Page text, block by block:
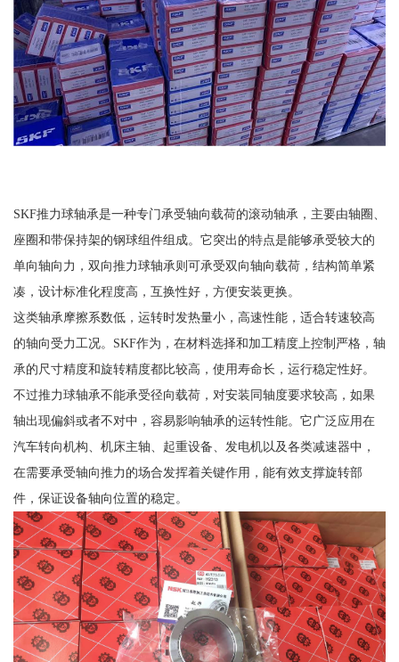
SKF推力球轴承是一种专门承受轴向载荷的滚动轴承，主要由轴圈、
座圈和带保持架的钢球组件组成。它突出的特点是能够承受较大的
单向轴向力，双向推力球轴承则可承受双向轴向载荷，结构简单紧
凑，设计标准化程度高，互换性好，方便安装更换。
这类轴承摩擦系数低，运转时发热量小，高速性能，适合转速较高
的轴向受力工况。SKF作为，在材料选择和加工精度上控制严格，轴
承的尺寸精度和旋转精度都比较高，使用寿命长，运行稳定性好。
不过推力球轴承不能承受径向载荷，对安装同轴度要求较高，如果
轴出现偏斜或者不对中，容易影响轴承的运转性能。它广泛应用在
汽车转向机构、机床主轴、起重设备、发电机以及各类减速器中，
在需要承受轴向推力的场合发挥着关键作用，能有效支撑旋转部
件，保证设备轴向位置的稳定。